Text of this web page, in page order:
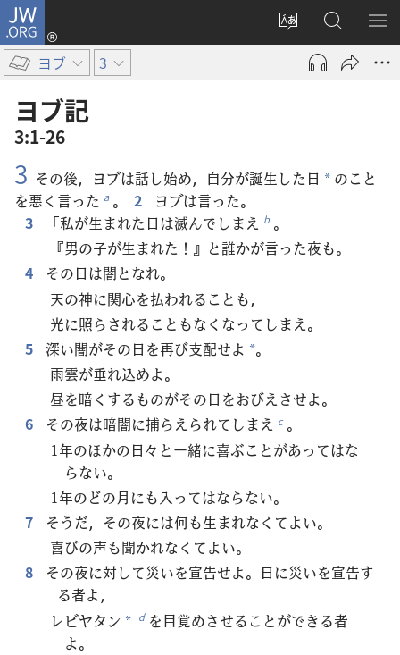
JW.ORG
サ
ト
変
ロ
グ
ン
タ
ブ
で
開
く）
JW.ORG
の
検
メ
を
ヨブ 3
ヨブ​記
3:1-26
3 その後，ヨブは話し始め，自分が誕生した日 * のこと
を悪く言った a 。 2
ヨブは言った。
3
「私が生まれた日は滅んでしまえ b 。
『男の子が生まれた！』と誰かが言った夜も。
4
その日は闇となれ。
天の神に関心を払われることも，
光に照らされることもなくなってしまえ。
5
深い闇がその日を再び支配せよ *。
雨雲が垂れ込めよ。
昼を暗くするものがその日をおびえさせよ。
6
その夜は暗闇に捕らえられてしまえ c 。
1年のほかの日々と一緒に喜ぶことがあってはな
らない。
1年のどの月にも入ってはならない。
7
そうだ，その夜には何も生まれなくてよい。
喜びの声も聞かれなくてよい。
8
その夜に対して災いを宣告せよ。日に災いを宣告す
る者よ，
レビヤタン * d を目覚めさせることができる者
よ。